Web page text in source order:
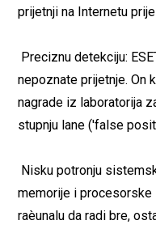
prijetnji na Internetu
 Preciznu detekciju:
nepoznate prijetnje. On
nagrade iz laboratorija
stupnju lane ('false
 Nisku potronju
memorije i procesorske
raèunalu da radi bre,